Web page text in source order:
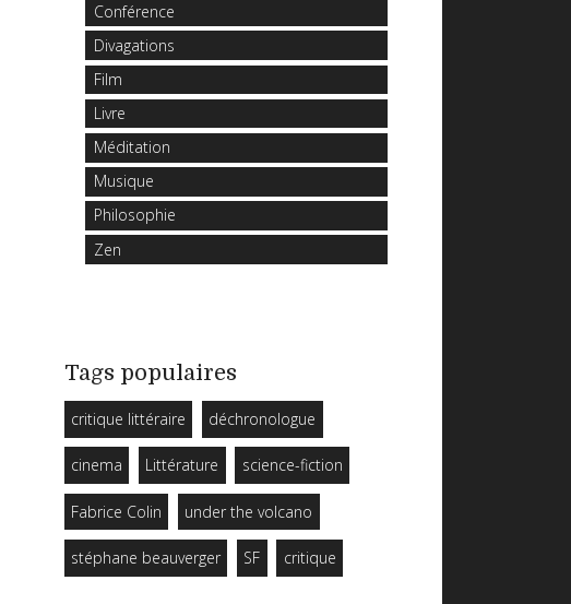
Conférence
Divagations
Film
Livre
Méditation
Musique
Philosophie
Zen
Tags populaires
critique littéraire déchronologue
cinema Littérature science-fiction
Fabrice Colin under the volcano
stéphane beauverger SF critique